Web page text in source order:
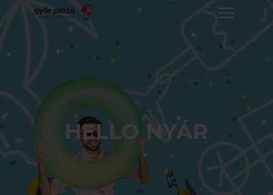
HELLO NYÁR